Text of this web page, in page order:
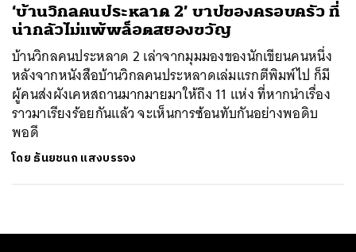
‘บ้านวิกลคนประหลาด 2’ บาปของครอบครัว ที่
น่ากลัวไม่แพ้พล็อตสยองขวัญ
บ้านวิกลคนประหลาด 2 เล่าจากมุมมองของนักเขียนคนหนึ่ง
หลังจากหนังสือบ้านวิกลคนประหลาดเล่มแรกตีพิมพ์ไป ก็มี
ผู้คนส่งผังเคหสถานมากมายมาให้ถึง 11 แห่ง ที่หากนำเรื่อง
ราวมาเรียงร้อยกันแล้ว จะเห็นการซ้อนทับกันอย่างพอดิบ
พอดี
โดย ธันยชนก แสงบรรจง